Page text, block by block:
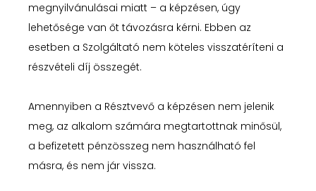
megnyilvánulásai miatt – a képzésen, úgy
lehetősége van őt távozásra kérni. Ebben az
esetben a Szolgáltató nem köteles visszatéríteni a
részvételi díj összegét.
Amennyiben a Résztvevő a képzésen nem jelenik
meg, az alkalom számára megtartottnak minősül,
a befizetett pénzösszeg nem használható fel
másra, és nem jár vissza.